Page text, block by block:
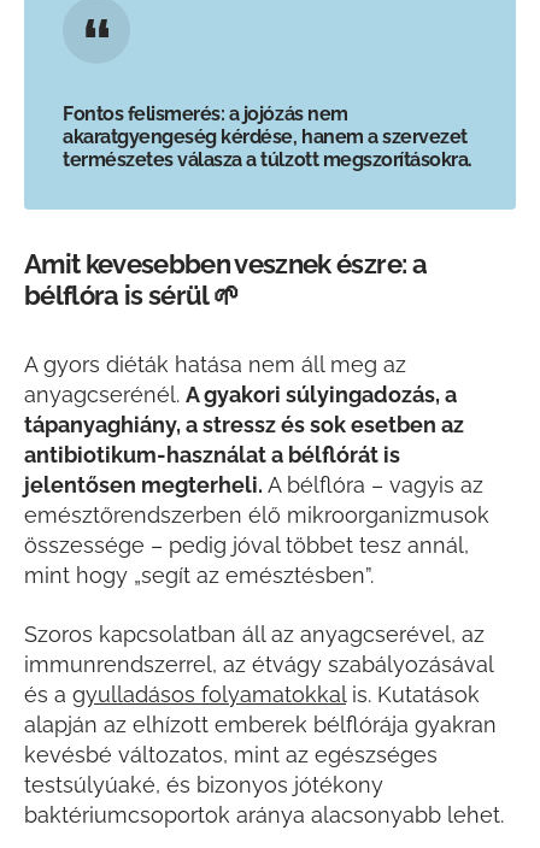
Fontos felismerés: a jojózás nem
akaratgyengeség kérdése, hanem a szervezet
természetes válasza a túlzott megszorításokra.
Amit kevesebben vesznek észre: a
bélflóra is sérül 🌱
A gyors diéták hatása nem áll meg az
anyagcserénél. A gyakori súlyingadozás, a
tápanyaghiány, a stressz és sok esetben az
antibiotikum-használat a bélflórát is
jelentősen megterheli. A bélflóra – vagyis az
emésztőrendszerben élő mikroorganizmusok
összessége – pedig jóval többet tesz annál,
mint hogy „segít az emésztésben”.
Szoros kapcsolatban áll az anyagcserével, az
immunrendszerrel, az étvágy szabályozásával
és a gyulladásos folyamatokkalis. Kutatások
alapján az elhízott emberek bélflórája gyakran
kevésbé változatos, mint az egészséges
testsúlyúaké, és bizonyos jótékony
baktériumcsoportok aránya alacsonyabb lehet.